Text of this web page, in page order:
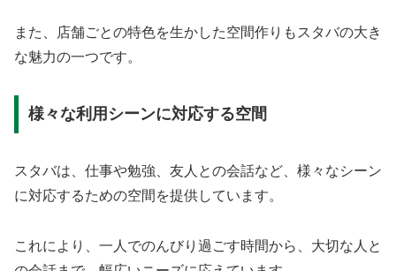
また、店舗ごとの特色を生かした空間作りもスタバの大き
な魅力の一つです。
様々な利用シーンに対応する空間
スタバは、仕事や勉強、友人との会話など、様々なシーン
に対応するための空間を提供しています。
これにより、一人でのんびり過ごす時間から、大切な人と